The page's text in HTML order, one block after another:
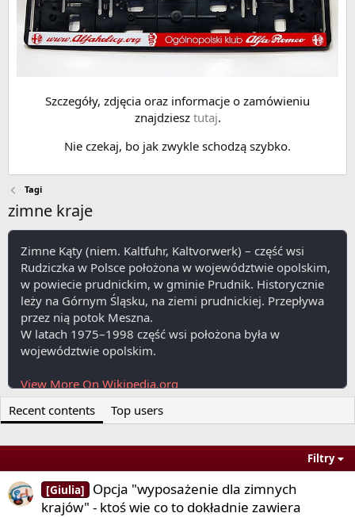
Szczegóły, zdjęcia oraz informacje o zamówieniu
znajdziesz tutaj.
Nie czekaj, bo jak zwykle schodzą szybko.
Tagi
zimne kraje
Zimne Kąty (niem. Kaltfuhr, Kaltvorwerk) – część wsi
Rudziczka w Polsce położona w województwie opolskim,
w powiecie prudnickim, w gminie Prudnik. Historycznie
leży na Górnym Śląsku, na ziemi prudnickiej. Przepływa
przez nią potok Meszna.
W latach 1975–1998 część wsi położona była w
województwie opolskim.
View More On Wikipedia.org
Recent contents
Top users
Filtry
[Giulia]
Opcja "wyposażenie dla zimnych
krajów" - ktoś wie co to dokładnie zawiera